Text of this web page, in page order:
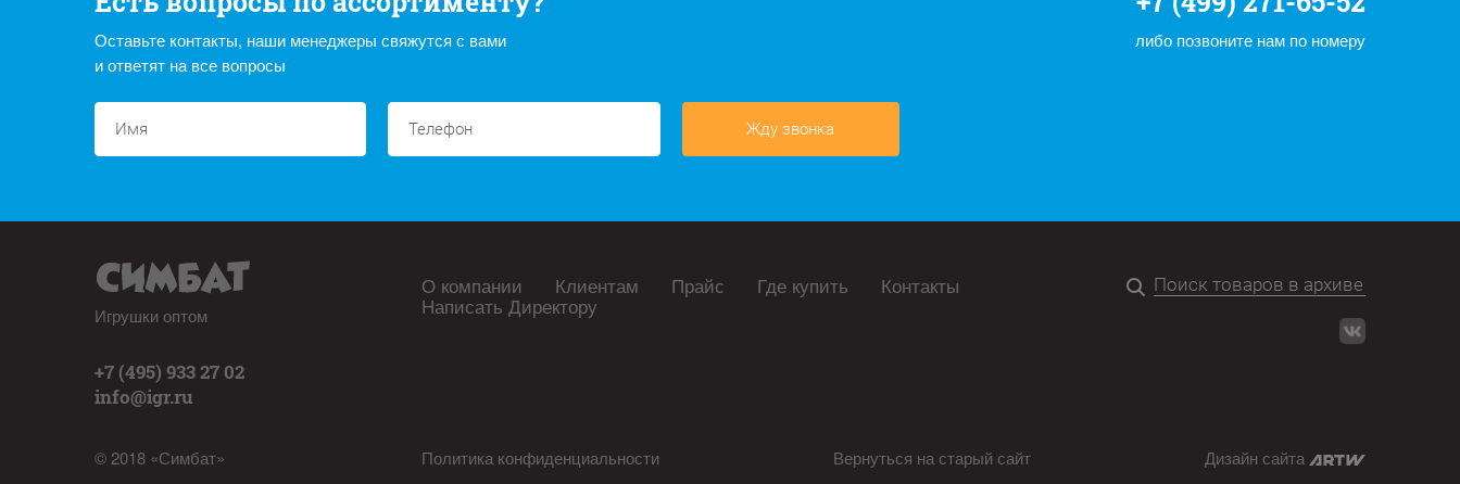
Оставьте контакты, наши менеджеры свяжутся с вами
и ответят на все вопросы
либо позвоните нам по номеру
Жду звонка
Игрушки оптом
+7 (495) 933 27 02
info@igr.ru
© 2018 «Симбат»
О компании Клиентам Прайс Где купить Контакты
Написать Директору
Политика конфиденциальности Вернуться на старый сайт Дизайн сайта